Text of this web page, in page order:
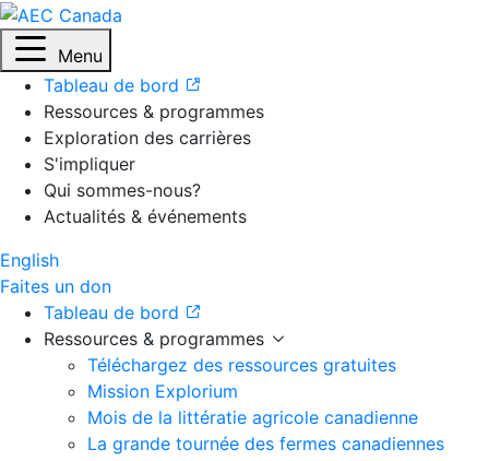
Menu
Tableau de bord
Ressources & programmes
Exploration des carrières
S'impliquer
Qui sommes-nous?
Actualités & événements
English
Faites un don
Tableau de bord
Ressources & programmes
Téléchargez des ressources gratuites
Mission Explorium
Mois de la littératie agricole canadienne
La grande tournée des fermes canadiennes